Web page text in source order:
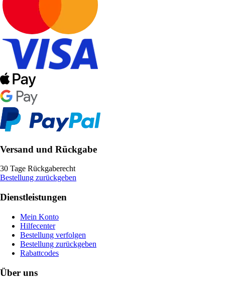
Versand und Rückgabe
30 Tage Rückgaberecht
Bestellung zurückgeben
Dienstleistungen
Mein Konto
Hilfecenter
Bestellung verfolgen
Bestellung zurückgeben
Rabattcodes
Über uns